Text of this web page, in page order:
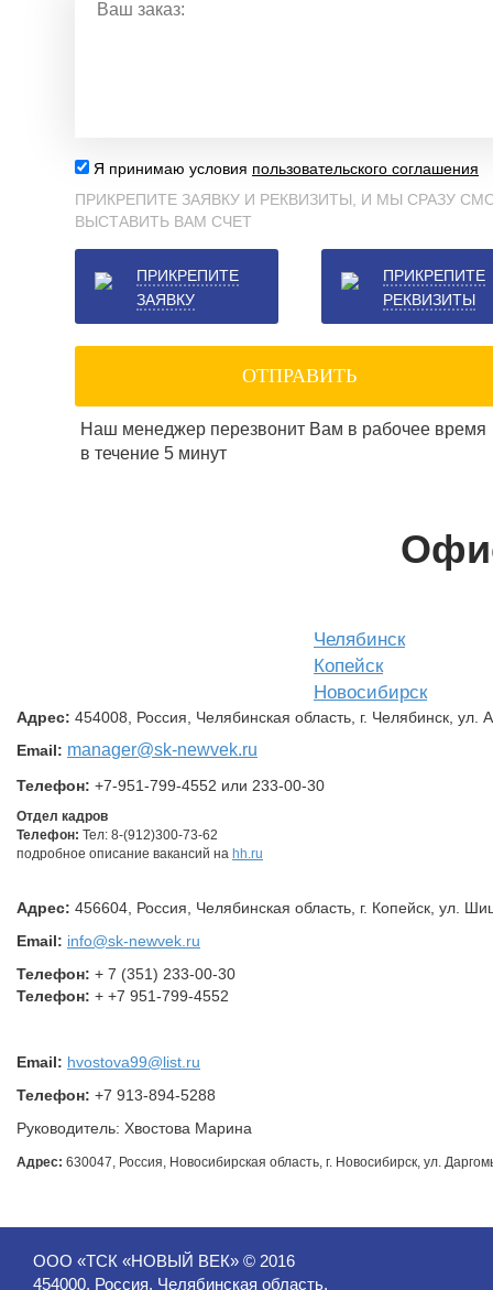
Я принимаю условия пользовательского соглашения
ПРИКРЕПИТЕ ЗАЯВКУ И РЕКВИЗИТЫ, И МЫ СРАЗУ
ВЫСТАВИТЬ ВАМ СЧЕТ
ПРИКРЕПИТЕ
ЗАЯВКУ
ПРИКРЕПИТЕ
РЕКВИЗИТЫ
ОТПРАВИТЬ
Наш менеджер перезвонит Вам в рабочее время
в течение 5 минут
Челябинск
Копейск
Новосибирск
Адрес: 454008, Россия, Челябинская область, г. Челябинск, ул.
Email: manager@sk-newvek.ru
Телефон: +7-951-799-4552 или 233-00-30
Отдел кадров
Телефон: Тел: 8-(912)300-73-62
подробное описание вакансий на hh.ru
Адрес: 456604, Россия, Челябинская область, г. Копейск, ул.
Email: info@sk-newvek.ru
Телефон: + 7 (351) 233-00-30
Телефон: + +7 951-799-4552
Email: hvostova99@list.ru
Телефон: +7 913-894-5288
Руководитель: Хвостова Марина
Адрес: 630047, Россия, Новосибирская область, г. Новосибирск, ул.
ООО «ТСК «НОВЫЙ ВЕК» © 2016
454000, Россия, Челябинская область,